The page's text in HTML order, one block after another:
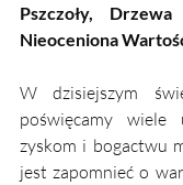
Pszczoły,
Nieoceniona
W dzisiejszym
poświęcamy wiele
zyskom i bogactwu
jest zapomnieć o